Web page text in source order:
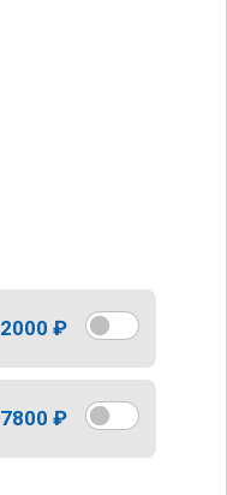
2000 ₽
7800 ₽